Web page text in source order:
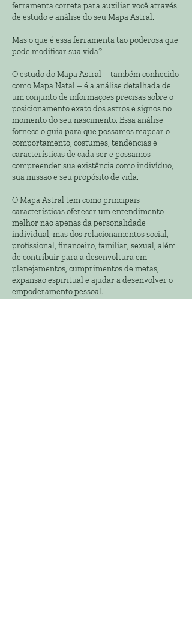
ferramenta correta para auxiliar você através
de estudo e análise do seu Mapa Astral.
Mas o que é essa ferramenta tão poderosa que
pode modificar sua vida?
O estudo do Mapa Astral – também conhecido
como Mapa Natal – é a análise detalhada de
um conjunto de informações precisas sobre o
posicionamento exato dos astros e signos no
momento do seu nascimento. Essa análise
fornece o guia para que possamos mapear o
comportamento, costumes, tendências e
características de cada ser e possamos
compreender sua existência como indivíduo,
sua missão e seu propósito de vida.
O Mapa Astral tem como principais
características oferecer um entendimento
melhor não apenas da personalidade
individual, mas dos relacionamentos social,
profissional, financeiro, familiar, sexual, além
de contribuir para a desenvoltura em
planejamentos, cumprimentos de metas,
expansão espiritual e ajudar a desenvolver o
empoderamento pessoal.